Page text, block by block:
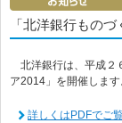
「北洋銀行もの
北洋銀行は、平成２
ア2014」を開催します
詳しくはPDFでご